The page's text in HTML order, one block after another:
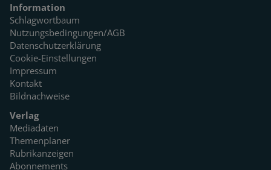
Information
Schlagwortbaum
Nutzungsbedingungen/AGB
Datenschutzerklärung
Cookie-Einstellungen
Impressum
Kontakt
Bildnachweise
Verlag
Mediadaten
Themenplaner
Rubrikanzeigen
Abonnements